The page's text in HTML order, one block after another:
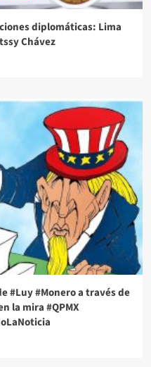
diplomáticas: Lima
Chávez
#Luy #Monero a través de
la mira #QPMX